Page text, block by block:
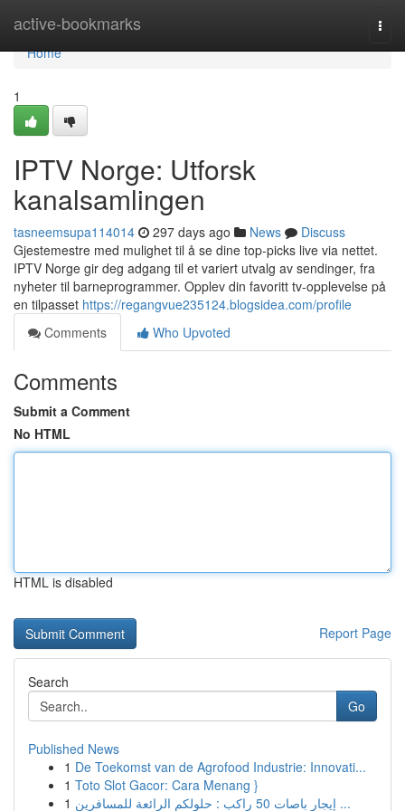
active-bookmarks
Home
Home
1
IPTV Norge: Utforsk
kanalsamlingen
tasneemsupa114014 297 days ago News
Discuss
Gjestemestre med mulighet til å se dine top-picks live via nettet.
IPTV Norge gir deg adgang til et variert utvalg av sendinger, fra
nyheter til barneprogrammer. Opplev din favoritt tv-opplevelse på
en tilpasset https://regangvue235124.blogsidea.com/profile
Comments
Who Upvoted
Comments
Submit a Comment
No HTML
HTML is disabled
Report Page
Search
Go
Published News
1 De Toekomst van de Agrofood Industrie: Innovati...
1 Toto Slot Gacor: Cara Menang }
1
إيجار باصات 50 راكب : حلولكم الرائعة للمسافرين ...